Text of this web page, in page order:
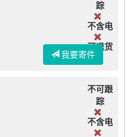
踪
不含电
可退货
我要寄件
不可跟
踪
不含电